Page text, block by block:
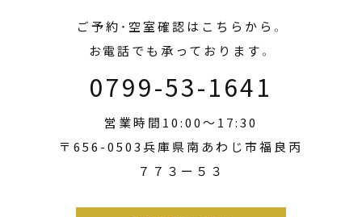
ご予約・空室確認はこちらから。
お電話でも承っております。
0799-53-1641
営業時間10:00～17:30
〒656-0503兵庫県南あわじ市福良丙
７７３ー５３